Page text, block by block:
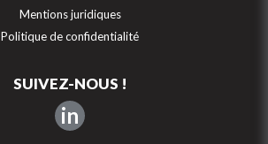
Mentions juridiques
Politique de confidentialité
SUIVEZ-NOUS !
in